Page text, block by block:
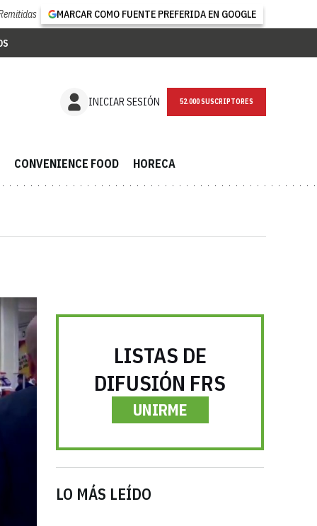
MARCAR COMO FUENTE PREFERIDA EN GOOGLE
INICIAR SESIÓN NEWSLETTER
CONVENIENCE FOOD HORECA
LISTAS DE
DIFUSIÓN FRS
UNIRME
LO MÁS LEÍDO